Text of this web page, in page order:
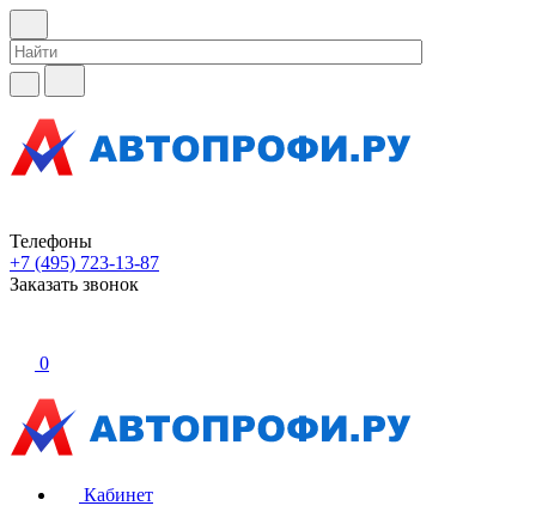
Телефоны
+7 (495) 723-13-87
Заказать звонок
0
Кабинет